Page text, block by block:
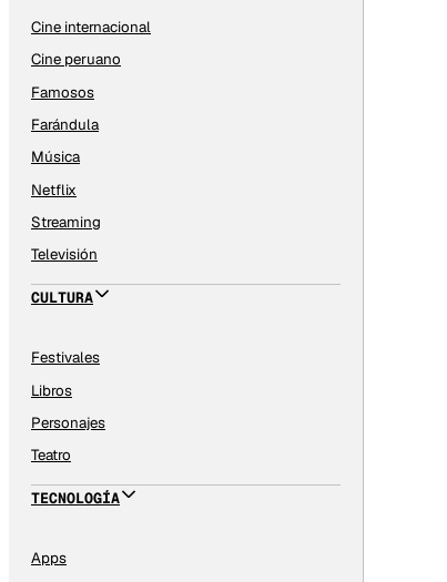
Cine internacional
Cine peruano
Famosos
Farándula
Música
Netflix
Streaming
Televisión
CULTURA
Festivales
Libros
Personajes
Teatro
TECNOLOGÍA
Apps